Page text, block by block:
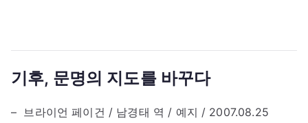
기후, 문명의 지도를 바꾸다
– 브라이언 페이건 / 남경태 역 / 예지 / 2007.08.25